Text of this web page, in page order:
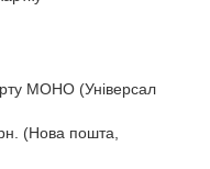
МОНО (Універсал
(Нова пошта,